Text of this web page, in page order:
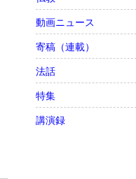
動画ニュース
寄稿（連載）
法話
特集
講演録